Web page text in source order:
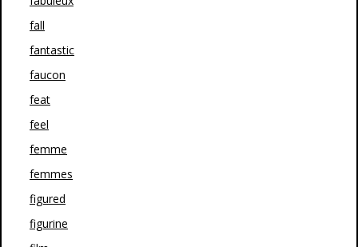
fall
fantastic
faucon
feat
feel
femme
femmes
figured
figurine